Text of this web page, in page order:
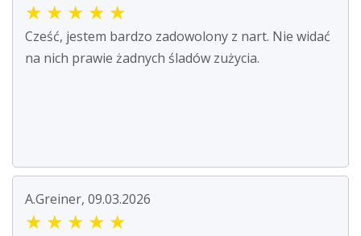
★ ★ ★ ★ ★
Cześć, jestem bardzo zadowolony z nart. Nie widać
na nich prawie żadnych śladów zużycia.
A.Greiner, 09.03.2026
★ ★ ★ ★ ★